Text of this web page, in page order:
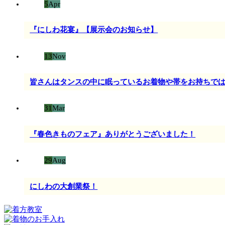
5Apr
『にしわ花宴』【展示会のお知らせ】
13Nov
皆さんはタンスの中に眠っているお着物や帯をお持ちで
31Mar
『春色きものフェア』ありがとうございました！
29Aug
にしわの大創業祭！